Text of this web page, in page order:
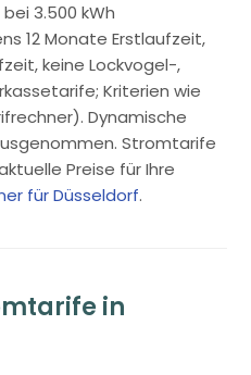
3.500 kWh
12 Monate Erstlaufzeit,
keine Lockvogel-,
Kriterien wie
Dynamische
Stromtarife
Preise für Ihre
für Düsseldorf.
in